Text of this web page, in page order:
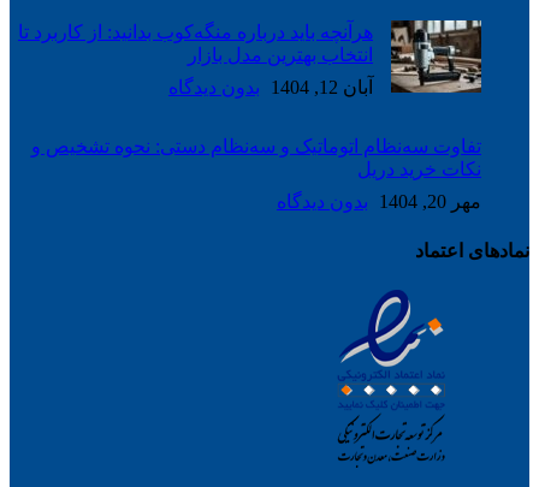
هرآنچه باید درباره منگه‌کوب بدانید: از کاربرد تا
انتخاب بهترین مدل بازار
آبان 12, 1404
بدون دیدگاه
تفاوت سه‌نظام اتوماتیک و سه‌نظام دستی: نحوه تشخیص و
نکات خرید دریل
مهر 20, 1404
بدون دیدگاه
نمادهای اعتماد